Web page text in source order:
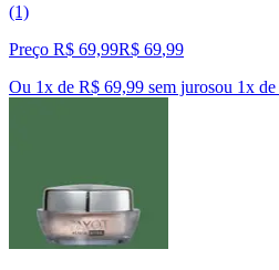
(1)
Preço R$ 69,99R$ 69,99
Ou 1x de R$ 69,99 sem jurosou 1x de